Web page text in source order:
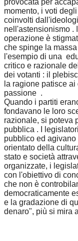
provocata per
momento, i voti
coinvolti
nell'astensionismo .
operazione è
che spinge la
l'esempio di una
critico e razionale
dei votanti : il
la ragione patisce
passione .
Quando i partiti
fondavano le loro
razionale, si poteva
pubblica . I
pubblico ed
orientato della
stato e società
organizzate, i
con l'obiettivo di
che non è
democraticamente
e la gradazione di
denaro", più si mira